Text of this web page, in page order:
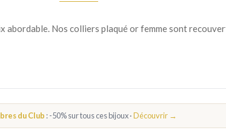
du Club : -50% sur tous ces bijoux ·Découvrir →